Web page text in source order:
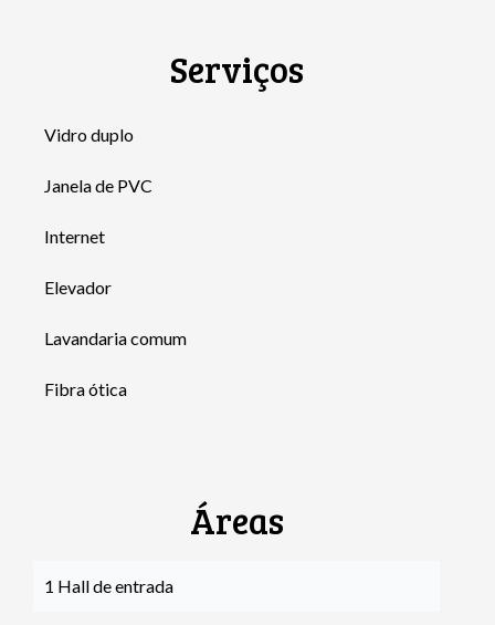
Serviços
Vidro duplo
Janela de PVC
Internet
Elevador
Lavandaria comum
Fibra ótica
Áreas
1 Hall de entrada